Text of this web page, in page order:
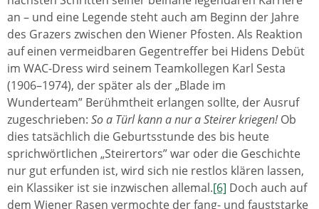
an – und eine Legende steht auch am Beginn der Jahre
des Grazers zwischen den Wiener Pfosten. Als Reaktion
auf einen vermeidbaren Gegentreffer bei Hidens Debüt
im WAC-Dress wird seinem Teamkollegen Karl Sesta
(1906–1974), der später als der „Blade im
Wunderteam” Berühmtheit erlangen sollte, der Ausruf
zugeschrieben: So a Türl kann a nur a Steirer kriegen!Ob
dies tatsächlich die Geburtsstunde des bis heute
sprichwörtlichen „Steirertors” war oder die Geschichte
nur gut erfunden ist, wird sich nie restlos klären lassen,
ein Klassiker ist sie inzwischen allemal.[6] Doch auch auf
dem Wiener Rasen vermochte der fang- und fauststarke